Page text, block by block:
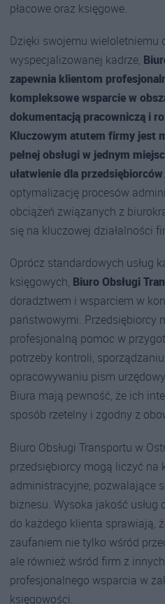
płacowe oraz księgowe.
Dzięki swojemu wieloletniemu
wyspecjalizowanej kadrze,
zapewnia klientom
kompleksowe wsparcie w
dokumentacją pracowniczą i
Kluczowym atutem firmy jest
pełnej obsługi w jednym
ułatwienie dla przedsiębiorców
optymalizację procesów
obciążeń związanych z
się na kluczowej działalności
Oprócz standardowych usług
księgowych, Biuro Obsługi
doradztwem i wsparciem w
państwowymi. Przedsiębiorcy
profesjonalną pomoc w
potrzeby kontroli,
opracowywaniu pism
Biura mają pewność, że ich
sposób rzetelny i zgodny z
Biuro Obsługi Transportu w
przedsiębiorcy mogą liczyć na
administracyjne, pozwalające
biznesu. Wysoka jakość
do każdego klienta sprawiają,
zaufaniem nie tylko wśród
ale również wśród firm z
profesjonalnego wsparcia w
księgowości.